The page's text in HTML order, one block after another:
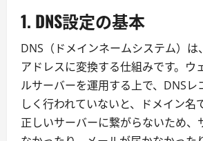
1. DNS設定の基本
DNS（ドメインネームシステム）は
アドレスに変換する仕組みです。ウ
ルサーバーを運用する上で、DNSレ
しく行われていないと、ドメイン名
正しいサーバーに繋がらないため、